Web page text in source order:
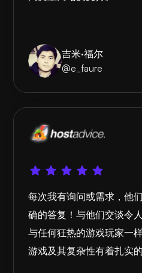
吉米·福尔
@e_faure
每次我有询问或需求，他
确的答复！与他们交谈令
与任何狂热的游戏玩家一
游戏及其复杂性有着扎实的